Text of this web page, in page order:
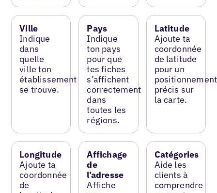
Ville
Indique
dans
quelle
ville ton
établissement
se trouve.
Pays
Indique
ton pays
pour que
tes fiches
s’affichent
correctement
dans
toutes les
régions.
Latitude
Ajoute ta
coordonnée
de latitude
pour un
positionnement
précis sur
la carte.
Longitude
Ajoute ta
coordonnée
de
Affichage
de
l’adresse
Affiche
Catégories
Aide les
clients à
comprendre